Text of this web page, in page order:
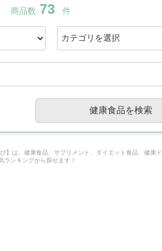
商品数 73 件
】は、健康食品、サプリメント、ダイエット食品、健康
ランキングから探せます！